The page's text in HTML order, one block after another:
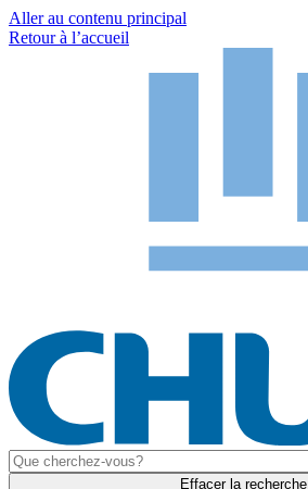
Aller au contenu principal
Retour à l’accueil
Effacer la recherche